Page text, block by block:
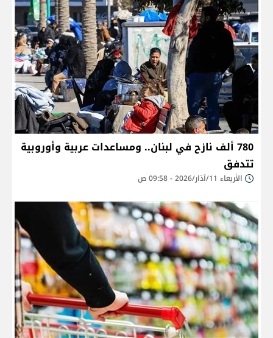
780 ألف نازح في لبنان.. ومساعدات عربية وأوروبية
تتدفق
الأربعاء 11/آذار/2026 - 09:58 ص